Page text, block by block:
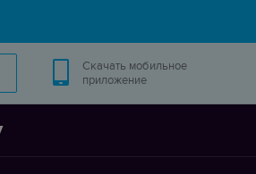
Скачать мобильное
приложение